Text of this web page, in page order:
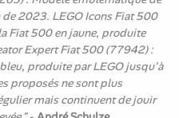
2023. LEGO Icons Fiat 500
Fiat 500 en jaune, produite
Expert Fiat 500 (77942) :
produite par LEGO jusqu'à
proposés ne sont plus
mais continuent de jouir